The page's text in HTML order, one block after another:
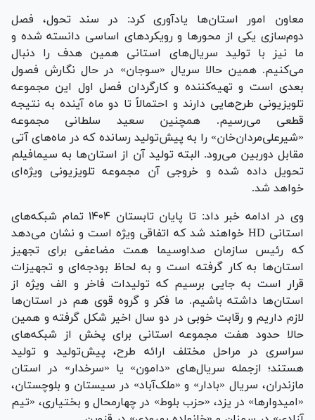
معاون امور استان‌ها یادآوری کرد: در سند تحول، فصل
دوم‌سازی یکی از محور‌ها و رویکرد‌های اساسی دانسته شده و
ما نیز با تولید سریال‌های استانی همین هدف را دنبال
می‌کنیم. همین حالا سریال «سوجان» در حال نگارش فصول
بعدی است و تهیه‌کننده و کارگردان فصل اول این مجموعه
تلویزیونی طرح‌هایی دارند و احتمالاً تا دو ماه آینده به نتیجه
قطعی می‌رسیم. همچنین سعید سلطانی مجموعه
«شیرعلی‌مردان‌خان» را به پیش‌تولید رسانده که در ماه‌های آتی
مقابل دوربین می‌رود. البته تولید آن از استان‌ها به سیمافیلم
تحویل داده شده و خروجی آن مجموعه تلویزیونی ویژه‌ای
خواهد شد.
وی در ادامه خبر داد: تا پایان تابستان ۱۴۰۴ تمام شبکه‌های
استانی HD خواهند شد که اتفاقی ویژه است و نشان می‌دهد
که رئیس سازمان صداوسیما همت مضاعفی برای تجهیز
استان‌ها به کار گرفته است و به لحاظ بودجه‌ای و تجهیزات
قرار است به جایی برسیم که تولیدات فاخر و الف ویژه از
استان‌ها داشته باشیم. ما فکر و گروه قوی هم در استان‌ها
لازم داریم و رقابت خوبی در دو سال اخیر شکل گرفته و همین
حالا حدود هفت مجموعه استانی برای پخش از شبکه‌های
سراسری در مراحل مختلف ارائه طرح، پیش‌تولید و تولید
هستند؛ ازجمله سریال‌های «دامون» یا «سرخدار» در استان
مازندران، سریال «بادار» و «ملک‌آباد» در سیستان و بلوچستان،
«امیدوارها» در یزد، «حزب بلوط» در چهارمحال و بختیاری، «تیم